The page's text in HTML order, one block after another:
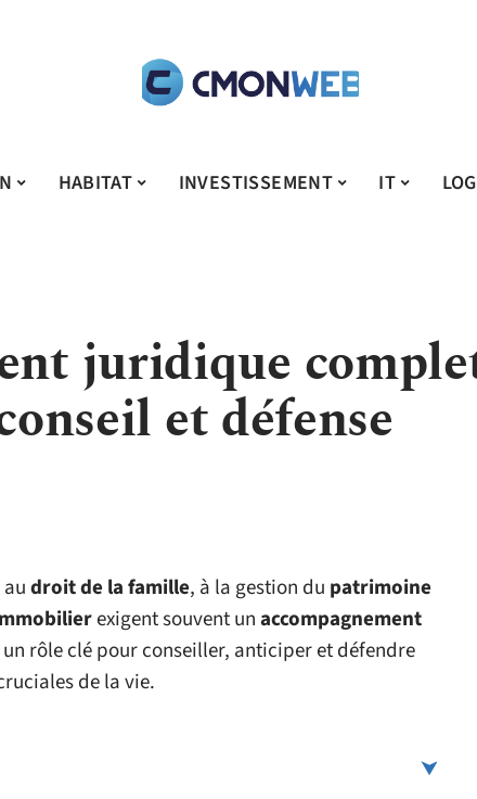
HABITAT INVESTISSEMENT IT
juridique
et défense
droit de la famille, à la gestion du patrimoine
exigent souvent unaccompagnement
rôle clé pour conseiller, anticiper et défendre
de la vie.